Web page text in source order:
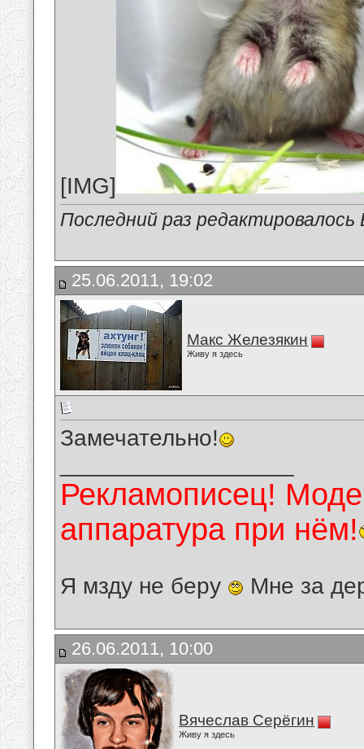
[IMG]
Последний раз
25.06.2011, 19:02
Макс Железякин
Живу я здесь
Замечательно!
Рекламописец!
аппаратура при нём!
Я мзду не беру Мне за
26.06.2011, 10:00
Вячеслав Серёгин
Живу я здесь